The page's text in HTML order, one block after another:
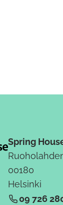
Spring
00180
Helsinki
09 726